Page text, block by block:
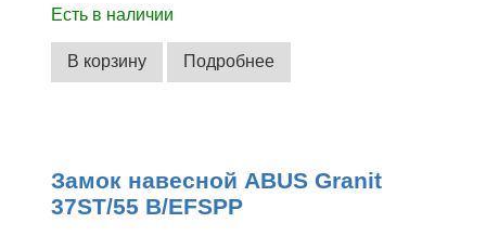
Есть в наличии
В корзину Подробнее
Замок навесной ABUS Granit
37ST/55 B/EFSPP